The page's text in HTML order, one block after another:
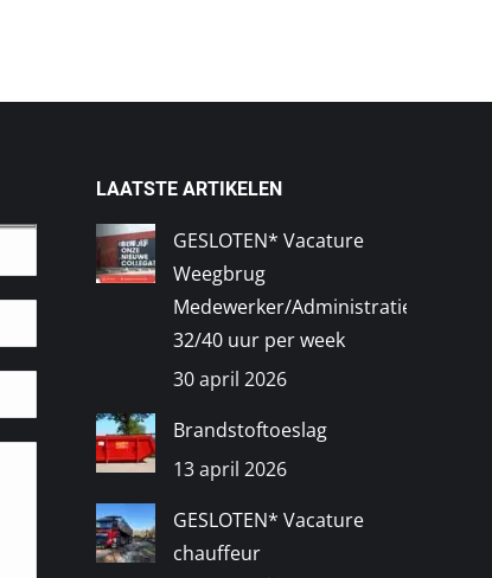
LAATSTE ARTIKELEN
GESLOTEN* Vacature
Weegbrug
Medewerker/Administratief
32/40 uur per week
30 april 2026
Brandstoftoeslag
13 april 2026
GESLOTEN* Vacature
chauffeur